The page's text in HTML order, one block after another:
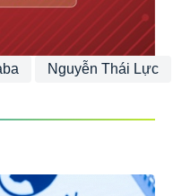
Nguyễn Thái Lực